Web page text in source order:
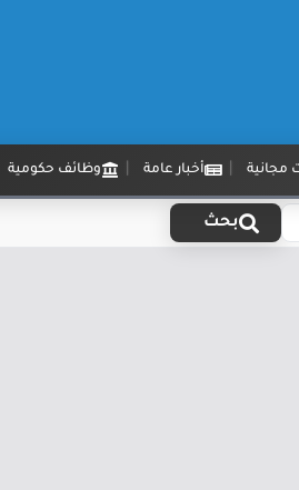
مجانية أخبار عامة وظائف حكومية
بحث